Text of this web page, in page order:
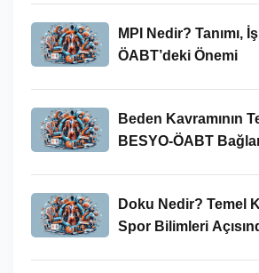
MPI Nedir? Tanımı,
ÖABT’deki Önemi
Beden Kavramının
BESYO-ÖABT
Doku Nedir? Temel
Spor Bilimleri